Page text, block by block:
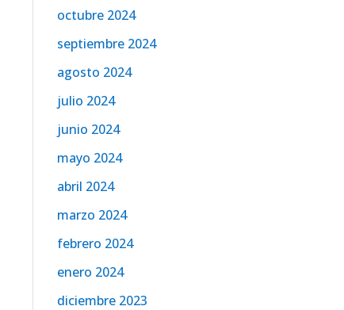
octubre 2024
septiembre 2024
agosto 2024
julio 2024
junio 2024
mayo 2024
abril 2024
marzo 2024
febrero 2024
enero 2024
diciembre 2023